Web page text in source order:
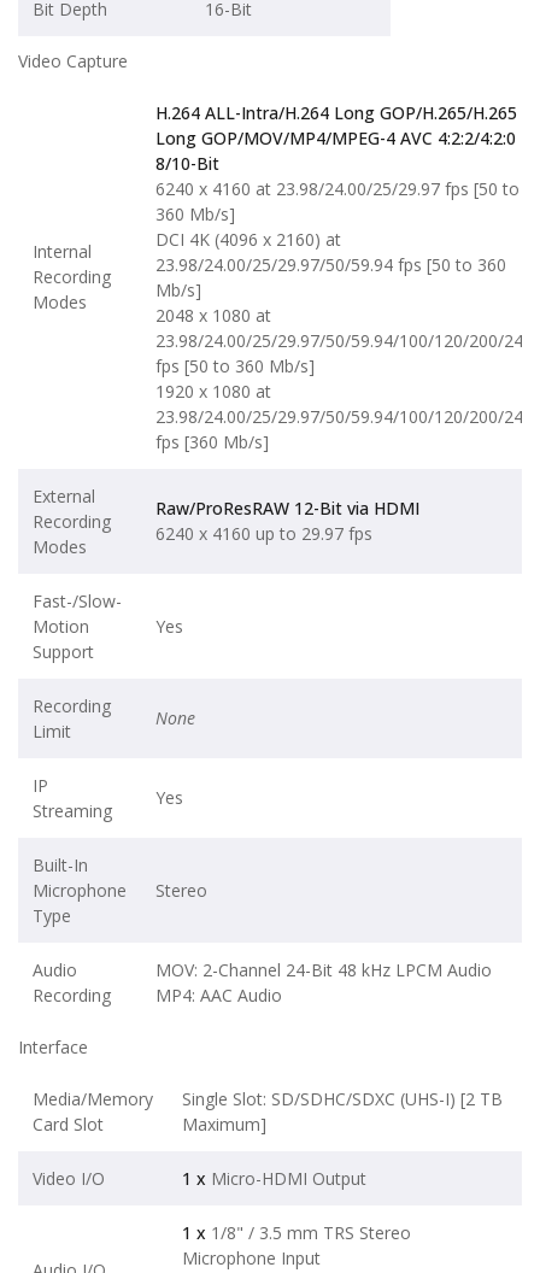
Bit Depth 16-Bit
Video Capture
Internal
Recording
Modes
H.264 ALL-Intra/H.264 Long GOP/H.265/H.265
Long GOP/MOV/MP4/MPEG-4 AVC 4:2:2/4:2:0
8/10-Bit
6240 x 4160 at 23.98/24.00/25/29.97 fps [50 to
360 Mb/s]
DCI 4K (4096 x 2160) at
23.98/24.00/25/29.97/50/59.94 fps [50 to 360
Mb/s]
2048 x 1080 at
23.98/24.00/25/29.97/50/59.94/100/120/200/240
fps [50 to 360 Mb/s]
1920 x 1080 at
23.98/24.00/25/29.97/50/59.94/100/120/200/240
fps [360 Mb/s]
External
Recording
Modes
Raw/ProResRAW 12-Bit via HDMI
6240 x 4160 up to 29.97 fps
Fast-/Slow-
Motion
Support
Yes
Recording
Limit
None
IP
Streaming
Yes
Built-In
Microphone
Type
Stereo
Audio
Recording
MOV: 2-Channel 24-Bit 48 kHz LPCM Audio
MP4: AAC Audio
Interface
Media/Memory
Card Slot
Single Slot: SD/SDHC/SDXC (UHS-I) [2 TB
Maximum]
Video I/O 1 x Micro-HDMI Output
1 x 1/8" / 3.5 mm TRS Stereo
Microphone Input